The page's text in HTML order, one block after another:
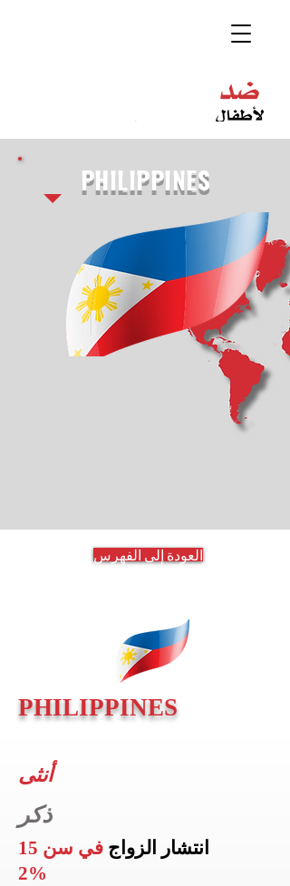
PHILIPPINES
العودة إلى الفهرس
PHILIPPINES
أنثى
ذكر
انتشار الزواج في سن 15
2%